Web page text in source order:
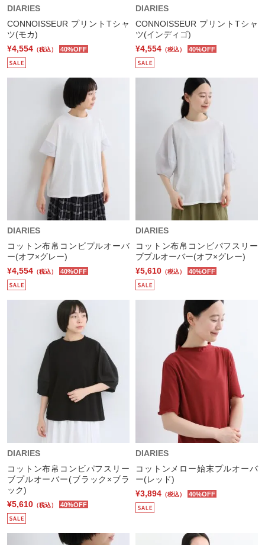
DIARIES
CONNOISSEUR プリントTシャ
ツ(モカ)
¥4,554 （税込） 40%OFF
DIARIES
CONNOISSEUR プリントTシャ
ツ(インディゴ)
¥4,554 （税込） 40%OFF
DIARIES
コットン布帛コンビプルオーバ
ー(オフ×グレー)
¥4,554 （税込） 40%OFF
DIARIES
コットン布帛コンビパフスリー
ブプルオーバー(オフ×グレー)
¥5,610 （税込） 40%OFF
DIARIES
コットン布帛コンビパフスリー
ブプルオーバー(ブラック×ブラ
ック)
¥5,610 （税込） 40%OFF
DIARIES
コットンメロー始末プルオーバ
ー(レッド)
¥3,894 （税込） 40%OFF